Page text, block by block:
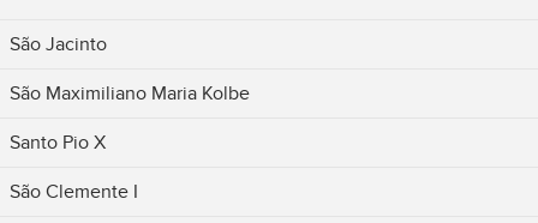
São Jacinto
São Maximiliano Maria Kolbe
Santo Pio X
São Clemente I